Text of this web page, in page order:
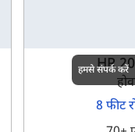
HR
8 फीट
हमसे संपर्क करें